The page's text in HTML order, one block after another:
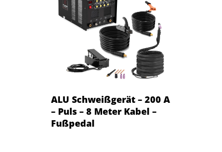
ALU Schweißgerät – 200 A
– Puls – 8 Meter Kabel –
Fußpedal